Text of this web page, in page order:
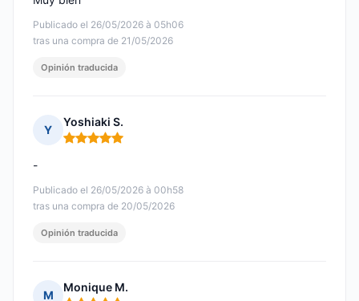
Publicado el 26/05/2026 à 05h06
tras una compra de 21/05/2026
Opinión traducida
Y
Yoshiaki S.
Nota: 5 de 5
Publicado el 26/05/2026 à 00h58
tras una compra de 20/05/2026
-
Opinión traducida
M
Monique M.